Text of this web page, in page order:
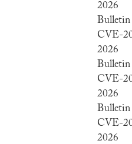
2026
Bulletin
CVE-
2026
Bulletin
CVE-
2026
Bulletin
CVE-
2026